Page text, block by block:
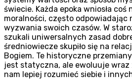
świecie. Każda epoka wniosła
moralności, często odpowiadając
wyzwania swoich czasów. W
szukali uniwersalnych zasad
średniowiecze skupiło się na
Bogiem. Te historyczne
jest statyczna, ale ewoluuje wraz
nam lepiej rozumieć siebie i